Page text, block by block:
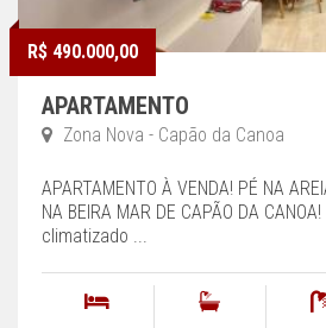
R$ 490.000,00
APARTAMENTO
Zona Nova - Capão da Canoa
APARTAMENTO À VENDA! PÉ NA
NA BEIRA MAR DE CAPÃO DA
climatizado ...